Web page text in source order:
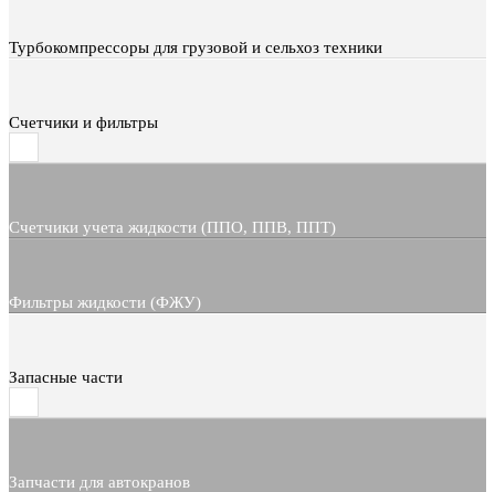
Турбокомпрессоры для грузовой и сельхоз техники
Счетчики и фильтры
Счетчики учета жидкости (ППО, ППВ, ППТ)
Фильтры жидкости (ФЖУ)
Запасные части
Запчасти для автокранов